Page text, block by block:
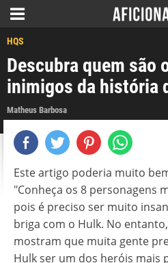
HQS
Descubra quem são
inimigos da história
Matheus Barbosa
Este artigo poderia muito
"Conheça os 8 personagens
pois é preciso ser muito
briga com o Hulk. No
mostram que muita gente
Hulk ser um dos heróis mais